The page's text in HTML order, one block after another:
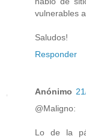
vulnerables
Saludos!
Responder
Anónimo
@Maligno:
Lo de la